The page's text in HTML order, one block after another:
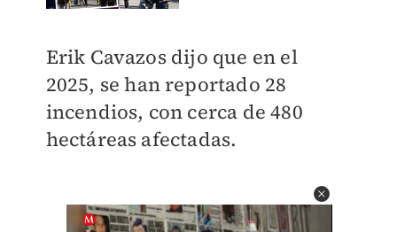
Erik Cavazos dijo que en el
2025, se han reportado 28
incendios, con cerca de 480
hectáreas afectadas.